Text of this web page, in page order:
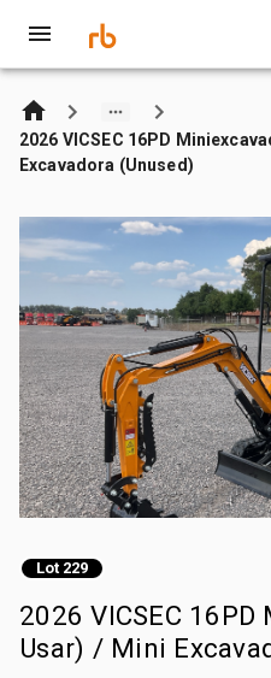
2026 VICSEC 16PD
Excavadora (Unused)
Lot 229
2026 VICSEC
Usar) / Mini